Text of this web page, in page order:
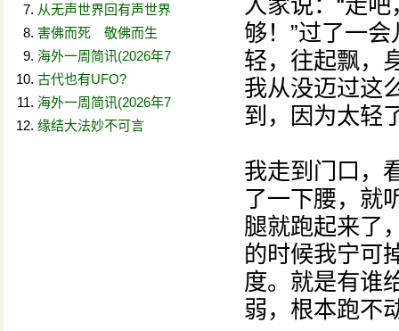
从无声世界回有声世界
害佛而死 敬佛而生
海外一周简讯(2026年7
古代也有UFO?
海外一周简讯(2026年7
缘结大法妙不可言
人家说：“走
够！”过了一
轻，往起飘，
我从没迈过这
到，因为太轻
我走到门口，
了一下腰，就
腿就跑起来了
的时候我宁可
度。就是有谁
弱，根本跑不